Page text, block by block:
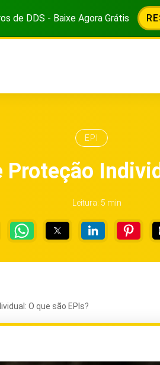
de DDS - Baixe Agora Grátis
EPI
Proteção
Leitura: 5 min
O que são EPIs?